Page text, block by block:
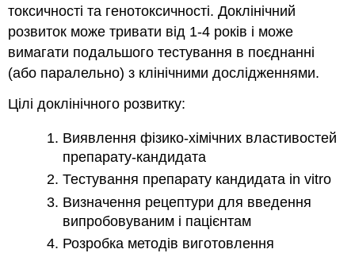
токсичності та генотоксичності. Доклінічний
розвиток може тривати від 1-4 років і може
вимагати подальшого тестування в поєднанні
(або паралельно) з клінічними дослідженнями.
Цілі доклінічного розвитку:
Виявлення фізико-хімічних властивостей
препарату-кандидата
Тестування препарату кандидата in vitro
Визначення рецептури для введення
випробовуваним і пацієнтам
Розробка методів виготовлення